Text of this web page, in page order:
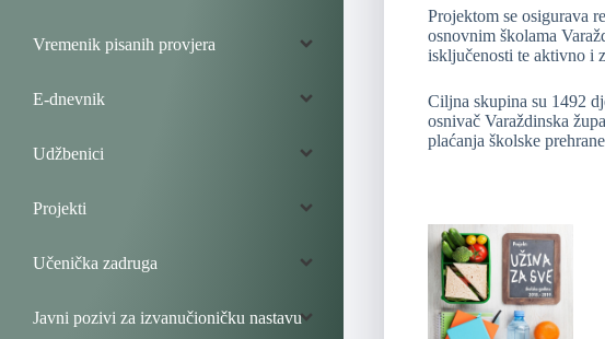
Projektom se osigurava
osnovnim školama
isključenosti te aktivno i
Ciljna skupina su 1492
osnivač Varaždinska
plaćanja školske
Vremenik pisanih provjera
E-dnevnik
Udžbenici
Projekti
Učenička zadruga
Javni pozivi za izvanučioničku nastavu